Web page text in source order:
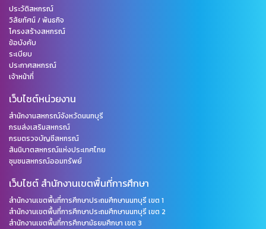
ประวัติสหกรณ์
วิสัยทัศน์ / พันธกิจ
โครงสร้างสหกรณ์
ข้อบังคับ
ระเบียบ
ประกาศสหกรณ์
เจ้าหน้าที่
เว็บไซต์หน่วยงาน
สำนักงานสหกรณ์จังหวัดนนทบุรี
กรมส่งเสริมสหกรณ์
กรมตรวจบัญชีสหกรณ์
สันนิบาตสหกรณ์แห่งประเทศไทย
ชุมชนสหกรณ์ออมทรัพย์
เว็บไซต์ สำนักงานเขตพื้นที่การศึกษา
สำนักงานเขตพื้นที่การศึกษาประถมศึกษานนทบุรี เขต 1
สำนักงานเขตพื้นที่การศึกษาประถมศึกษานนทบุรี เขต 2
สำนักงานเขตพื้นที่การศึกษามัธยมศึกษา เขต 3